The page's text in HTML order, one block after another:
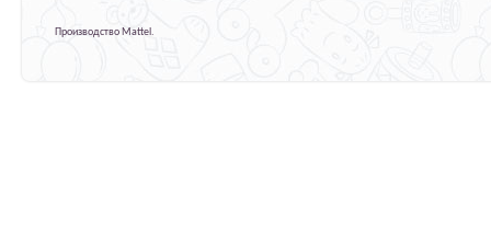
Производство Mattel.